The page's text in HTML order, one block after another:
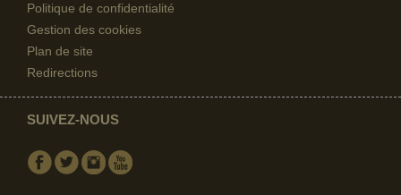
Politique de confidentialité
Gestion des cookies
Plan de site
Redirections
SUIVEZ-NOUS
Facebook
TwitterInstagram